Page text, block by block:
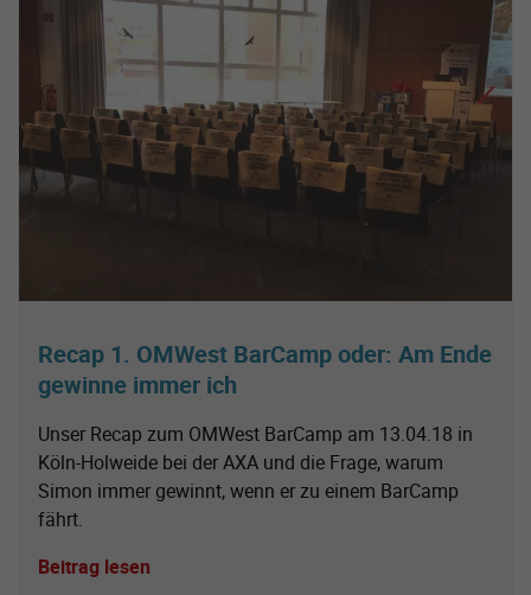
Recap 1. OMWest BarCamp oder: Am Ende
gewinne immer ich
Unser Recap zum OMWest BarCamp am 13.04.18 in
Köln-Holweide bei der AXA und die Frage, warum
Simon immer gewinnt, wenn er zu einem BarCamp
fährt.
Beitrag lesen